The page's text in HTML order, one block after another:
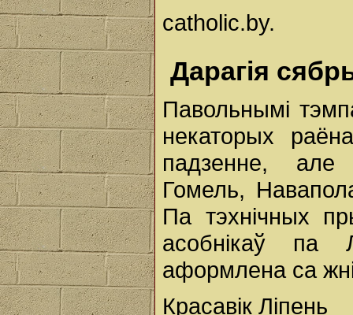
catholic.by.
Дарагія
Павольнымі
некаторых
падзенне, але
Гомель,
Па тэхнічных
асобнікаў па
аформлена са
Красавік Ліпень